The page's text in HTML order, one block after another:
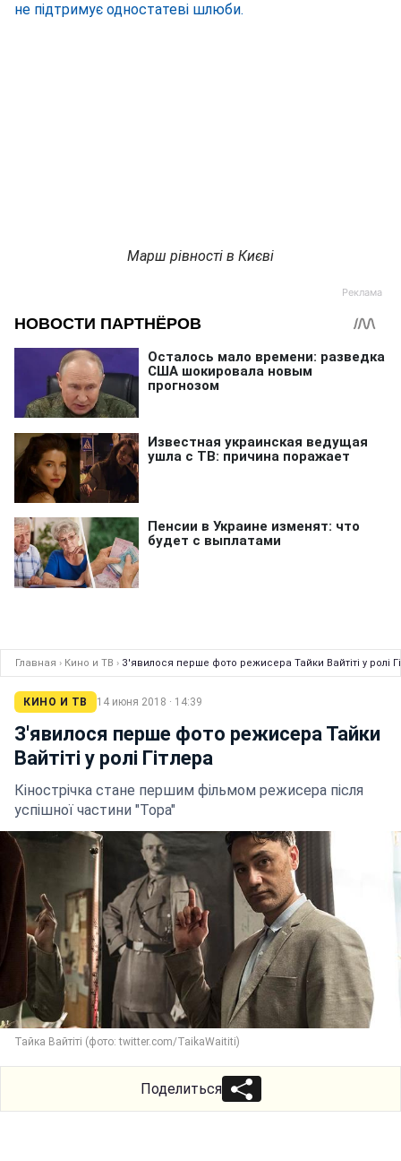
не підтримує одностатеві шлюби.
Марш рівності в Києві
Главная › Кино и ТВ › З'явилося перше фото режисера Тайки Вайтіті у ролі
КИНО И ТВ 14 июня 2018 · 14:39
З'явилося перше фото режисера Тайки
Вайтіті у ролі Гітлера
Кінострічка стане першим фільмом режисера після
успішної частини "Тора"
Тайка Вайтіті (фото: twitter.com/TaikaWaititi)
Поделиться